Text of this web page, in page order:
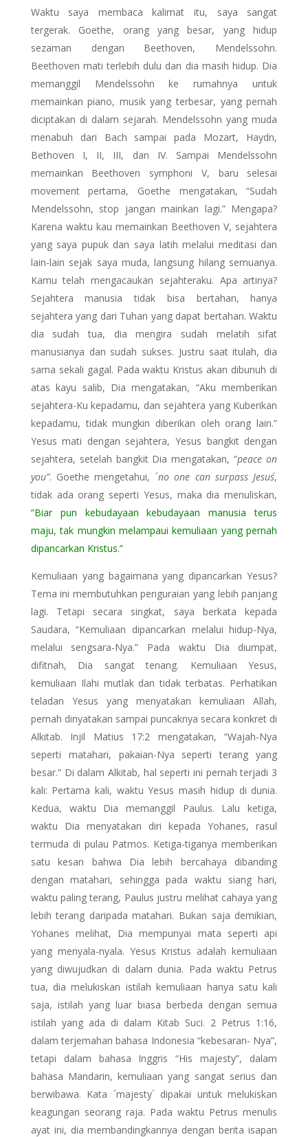
Waktu saya membaca kalimat itu, saya sangat
tergerak. Goethe, orang yang besar, yang hidup
sezaman dengan Beethoven, Mendelssohn.
Beethoven mati terlebih dulu dan dia masih hidup. Dia
memanggil Mendelssohn ke rumahnya untuk
memainkan piano, musik yang terbesar, yang pernah
diciptakan di dalam sejarah. Mendelssohn yang muda
menabuh dari Bach sampai pada Mozart, Haydn,
Bethoven I, II, III, dan IV. Sampai Mendelssohn
memainkan Beethoven symphoni V, baru selesai
movement pertama, Goethe mengatakan, “Sudah
Mendelssohn, stop jangan mainkan lagi.” Mengapa?
Karena waktu kau memainkan Beethoven V, sejahtera
yang saya pupuk dan saya latih melalui meditasi dan
lain-lain sejak saya muda, langsung hilang semuanya.
Kamu telah mengacaukan sejahteraku. Apa artinya?
Sejahtera manusia tidak bisa bertahan, hanya
sejahtera yang dari Tuhan yang dapat bertahan. Waktu
dia sudah tua, dia mengira sudah melatih sifat
manusianya dan sudah sukses. Justru saat itulah, dia
sama sekali gagal. Pada waktu Kristus akan dibunuh di
atas kayu salib, Dia mengatakan, “Aku memberikan
sejahtera-Ku kepadamu, dan sejahtera yang Kuberikan
kepadamu, tidak mungkin diberikan oleh orang lain.”
Yesus mati dengan sejahtera, Yesus bangkit dengan
sejahtera, setelah bangkit Dia mengatakan, “peace on
you”. Goethe mengetahui, ´no one can surpass Jesus´,
tidak ada orang seperti Yesus, maka dia menuliskan,
“Biar pun kebudayaan kebudayaan manusia terus
maju, tak mungkin melampaui kemuliaan yang pernah
dipancarkan Kristus.”
Kemuliaan yang bagaimana yang dipancarkan Yesus?
Tema ini membutuhkan penguraian yang lebih panjang
lagi. Tetapi secara singkat, saya berkata kepada
Saudara, “Kemuliaan dipancarkan melalui hidup-Nya,
melalui sengsara-Nya.” Pada waktu Dia diumpat,
difitnah, Dia sangat tenang. Kemuliaan Yesus,
kemuliaan Ilahi mutlak dan tidak terbatas. Perhatikan
teladan Yesus yang menyatakan kemuliaan Allah,
pernah dinyatakan sampai puncaknya secara konkret di
Alkitab. Injil Matius 17:2 mengatakan, “Wajah-Nya
seperti matahari, pakaian-Nya seperti terang yang
besar.” Di dalam Alkitab, hal seperti ini pernah terjadi 3
kali: Pertama kali, waktu Yesus masih hidup di dunia.
Kedua, waktu Dia memanggil Paulus. Lalu ketiga,
waktu Dia menyatakan diri kepada Yohanes, rasul
termuda di pulau Patmos. Ketiga-tiganya memberikan
satu kesan bahwa Dia lebih bercahaya dibanding
dengan matahari, sehingga pada waktu siang hari,
waktu paling terang, Paulus justru melihat cahaya yang
lebih terang daripada matahari. Bukan saja demikian,
Yohanes melihat, Dia mempunyai mata seperti api
yang menyala-nyala. Yesus Kristus adalah kemuliaan
yang diwujudkan di dalam dunia. Pada waktu Petrus
tua, dia melukiskan istilah kemuliaan hanya satu kali
saja, istilah yang luar biasa berbeda dengan semua
istilah yang ada di dalam Kitab Suci. 2 Petrus 1:16,
dalam terjemahan bahasa Indonesia “kebesaran- Nya”,
tetapi dalam bahasa Inggris “His majesty”, dalam
bahasa Mandarin, kemuliaan yang sangat serius dan
berwibawa. Kata ´majesty´ dipakai untuk melukiskan
keagungan seorang raja. Pada waktu Petrus menulis
ayat ini, dia membandingkannya dengan berita isapan